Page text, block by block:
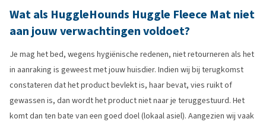
Wat als HuggleHounds Huggle Fleece Mat niet
aan jouw verwachtingen voldoet?
Je mag het bed, wegens hygiënische redenen, niet retourneren als het
in aanraking is geweest met jouw huisdier. Indien wij bij terugkomst
constateren dat het product bevlekt is, haar bevat, vies ruikt of
gewassen is, dan wordt het product niet naar je teruggestuurd. Het
komt dan ten bate van een goed doel (lokaal asiel). Aangezien wij vaak